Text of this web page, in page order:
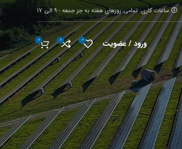
ساعات کاری: تمامی روزهای هفته به جز جمعه - 9 الی 17
ورود / عضویت 0
0
0